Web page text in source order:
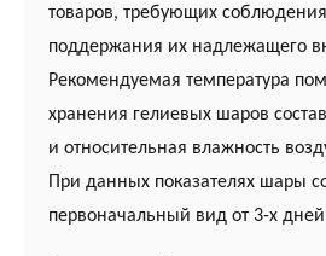
товаров, требующих
поддержания их надлежащего
Рекомендуемая температура
хранения гелиевых шаров
и относительная влажность
При данных показателях шары
первоначальный вид от 3-х